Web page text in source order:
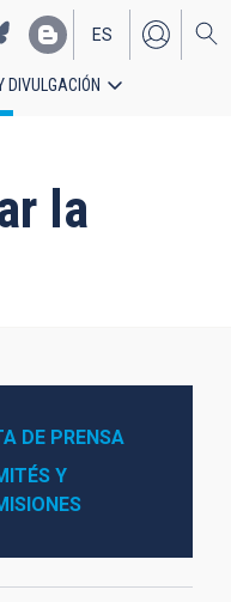
EN
ES
DIVULGACIÓN
la
DE PRENSA
Y